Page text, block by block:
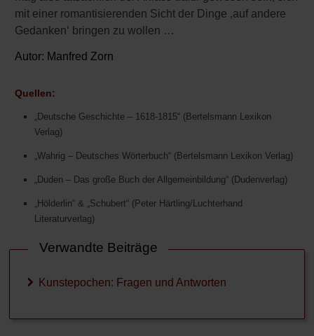
mit einer romantisierenden Sicht der Dinge ‚auf andere
Gedanken‘ bringen zu wollen …
Autor: Manfred Zorn
Quellen:
„Deutsche Geschichte – 1618-1815“ (Bertelsmann Lexikon
Verlag)
„Wahrig – Deutsches Wörterbuch“ (Bertelsmann Lexikon Verlag)
„Duden – Das große Buch der Allgemeinbildung“ (Dudenverlag)
„Hölderlin“ & „Schubert“ (Peter Härtling/Luchterhand
Literaturverlag)
Verwandte Beiträge
Kunstepochen: Fragen und Antworten